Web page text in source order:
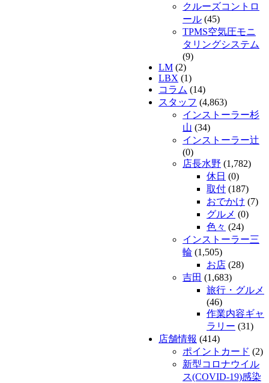
クルーズコントロ
ール (45)
TPMS空気圧モニ
タリングシステム
(9)
LM (2)
LBX (1)
コラム (14)
スタッフ (4,863)
インストーラー杉
山 (34)
インストーラー辻
(0)
店長水野 (1,782)
休日 (0)
取付 (187)
おでかけ (7)
グルメ (0)
色々 (24)
インストーラー三
輪 (1,505)
お店 (28)
吉田 (1,683)
旅行・グルメ
(46)
作業内容ギャ
ラリー (31)
店舗情報 (414)
ポイントカード (2)
新型コロナウイル
ス(COVID-19)感染